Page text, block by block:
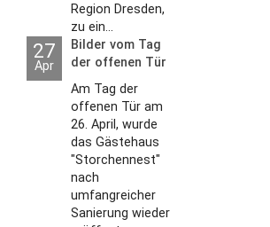
Region Dresden,
zu ein...
27
Apr
Bilder vom Tag
der offenen Tür
2026
Am Tag der
offenen Tür am
26. April, wurde
das Gästehaus
"Storchennest"
nach
umfangreicher
Sanierung wieder